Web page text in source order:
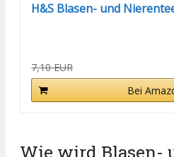
H&S Blasen- und
7,10 EUR
Bei
Wie wird Blasen-